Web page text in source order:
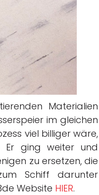
Materialien
im gleichen
viel billiger wäre,
Er ging weiter und
zu ersetzen, die
Schiff darunter
Website HIER.